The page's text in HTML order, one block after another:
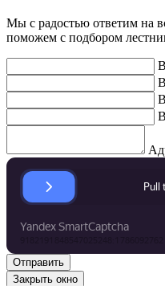
Мы с радостью ответим на
поможем с подбором
Закрыть окно